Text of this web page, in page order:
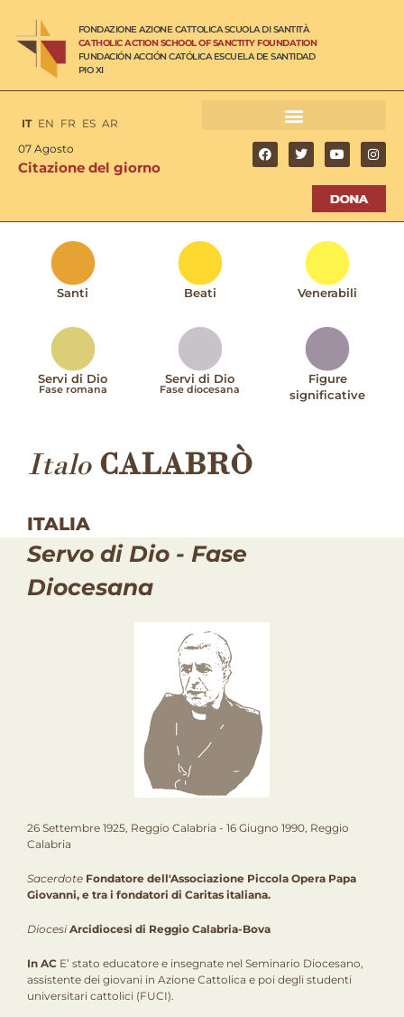
FONDAZIONE AZIONE CATTOLICA SCUOLA DI SANTITÀ
CATHOLIC ACTION SCHOOL OF SANCTITY FOUNDATION
FUNDACIÓN ACCIÓN CATÓLICA ESCUELA DE SANTIDAD
PIO XI
IT EN FR ES AR
07 Agosto
Citazione del giorno
Santi Beati Venerabili
Servi di Dio
Fase romana
Servi di Dio
Fase diocesana
Figure
significative
Italo CALABRÒ
ITALIA
Servo di Dio - Fase
Diocesana
26 Settembre 1925, Reggio Calabria - 16 Giugno 1990, Reggio
Calabria
Sacerdote Fondatore dell'Associazione Piccola Opera Papa
Giovanni, e tra i fondatori di Caritas italiana.
Diocesi Arcidiocesi di Reggio Calabria-Bova
In AC E’ stato educatore e insegnate nel Seminario Diocesano,
assistente dei giovani in Azione Cattolica e poi degli studenti
universitari cattolici (FUCI).